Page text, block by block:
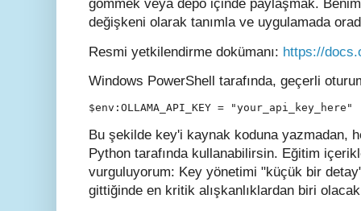
gömmek veya depo içinde paylaşmak.
değişkeni olarak tanımla ve uygulamada
Resmi yetkilendirme dokümanı: https://
Windows PowerShell tarafında, geçerli
$env:OLLAMA_API_KEY = "your_api_key_here"
Bu şekilde key'i kaynak koduna yazmadan,
Python tarafında kullanabilirsin. Eğitim
vurguluyorum: Key yönetimi "küçük bir
gittiğinde en kritik alışkanlıklardan biri